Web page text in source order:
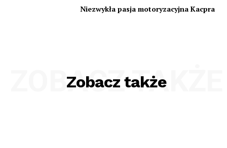
Niezwykła pasja motoryzacyjna Kacpra
Zobacz także
ZOBACZ TAKŻE